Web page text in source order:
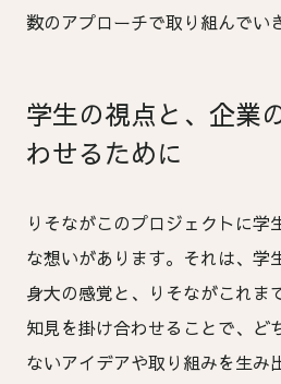
数のアプローチで取り組んでい
学生の視点と、企業
わせるために
りそながこのプロジェクトに学
な想いがあります。それは、学
身大の感覚と、りそながこれま
知見を掛け合わせることで、ど
ないアイデアや取り組みを生み